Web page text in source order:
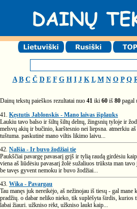
A B C Č D E F G H I J K L M N O P Q
Dainų tekstų paieškos rezultatai nuo 41 iki 60 iš 80 pagal
41. Kęstutis Jablonskis - Mano laivas išplauks
Laukiu tavo balso ir šiltų šiltų delnų, žingsnių tyloje ir
melsvų akių ir bučinio, karštesnio nei liepsna. atmerkiu
tuštuma. paskutinė mano viltis likimo laivu...
42. Nalšia - Ir buvo žodžiai tie
Paukščiai pavargę pavasarį grįš ir tylią raudą girdėsiu
viena aš liūdėsiu pavasarį žolė sužaliuos trūksta man
be tavęs gyvent nemoku ir buvo žodžiai...
43. Wika - Pavargau
Tau manęs juk nereikėjo, aš nežinojau iš tiesų - gal
pradžių. o dabar neliko nieko, tik suplėšyta širdis, kurios
labai žiauri. užkniso rėkt, užkniso laukt kaip...